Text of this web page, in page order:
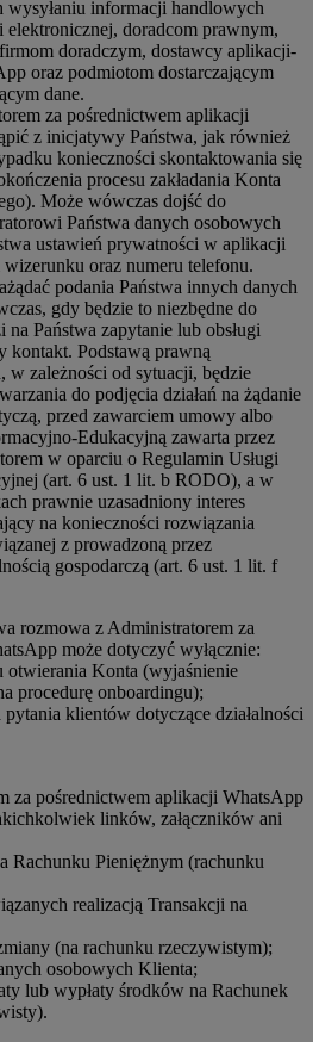
wysyłaniu informacji handlowych
doradcom prawnym,
doradczym, dostawcy aplikacji-
oraz podmiotom dostarczającym
dane.
za pośrednictwem aplikacji
z inicjatywy Państwa, jak również
konieczności skontaktowania się
procesu zakładania Konta
Może wówczas dojść do
Państwa danych osobowych
ustawień prywatności w aplikacji
oraz numeru telefonu.
podania Państwa innych danych
gdy będzie to niezbędne do
Państwa zapytanie lub obsługi
kontakt. Podstawą prawną
w zależności od sytuacji, będzie
do podjęcia działań na żądanie
przed zawarciem umowy albo
Edukacyjną zawarta przez
w oparciu o Regulamin Usługi
(art. 6 ust. 1 lit. b RODO), a w
prawnie uzasadniony interes
na konieczności rozwiązania
z prowadzoną przez
gospodarczą (art. 6 ust. 1 lit. f
rozmowa z Administratorem za
może dotyczyć wyłącznie:
otwierania Konta (wyjaśnienie
procedurę onboardingu);
klientów dotyczące działalności
za pośrednictwem aplikacji WhatsApp
linków, załączników ani
Rachunku Pieniężnym (rachunku
realizacją Transakcji na
(na rachunku rzeczywistym);
osobowych Klienta;
lub wypłaty środków na Rachunek